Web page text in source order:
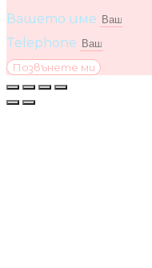
Вашето име
Telephone
Позвънете ми